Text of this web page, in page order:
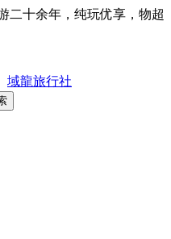
二十余年，纯玩优享，物超
域龍旅行社